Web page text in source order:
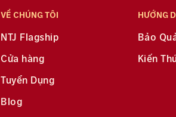
VỀ CHÚNG TÔI
NTJ Flagship
Cửa hàng
Tuyển Dụng
Blog
HƯỚNG
Bảo
Kiến